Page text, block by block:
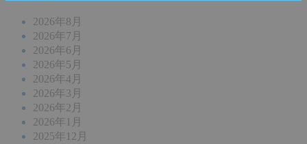
2026年8月
2026年7月
2026年6月
2026年5月
2026年4月
2026年3月
2026年2月
2026年1月
2025年12月